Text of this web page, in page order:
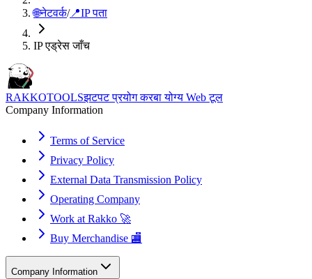
🌐नेटवर्क/📍IP पता
IP एड्रेस जाँच
RAKKOTOOLSझटपट प्रयोग करबा योग्य Web टूल
Company Information
Terms of Service
Privacy Policy
External Data Transmission Policy
Operating Company
Work at Rakko 🚀
Buy Merchandise 🏬
Company Information